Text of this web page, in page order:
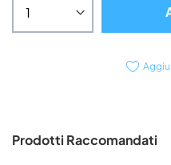
Prodotti Raccomandati